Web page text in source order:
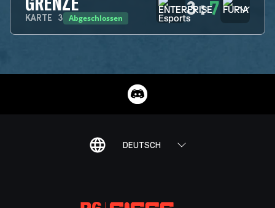
KARTE 3 Abgeschlossen 3:7
DEUTSCH